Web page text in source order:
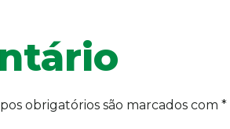
obrigatórios são marcados com *